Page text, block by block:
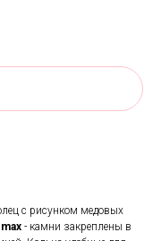
с рисунком медовых
max - камни закреплены в